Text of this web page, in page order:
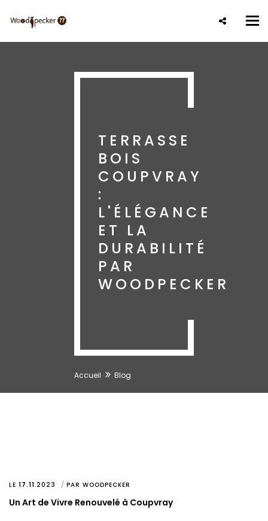
contenu
TERRASSE
BOIS
COUPVRAY
:
L'ÉLÉGANCE
ET LA
DURABILITÉ
PAR
WOODPECKER
Accueil Blog
LE 17.11.2023 PAR WOODPECKER
Un Art de Vivre Renouvelé à Coupvray